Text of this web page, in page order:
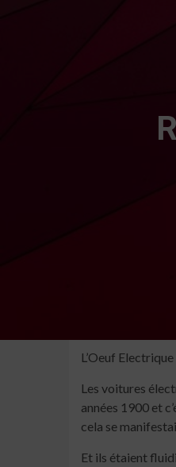
L’Oeuf
Les voitures
années 1900 et
cela se
Et ils étaient